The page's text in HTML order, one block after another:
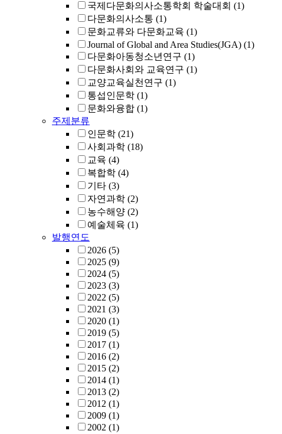
국제다문화의사소통학회 학술대회 (1)
다문화의사소통 (1)
문화교류와 다문화교육 (1)
Journal of Global and Area Studies(JGA) (1)
다문화아동청소년연구 (1)
다문화사회와 교육연구 (1)
교양교육실천연구 (1)
통섭인문학 (1)
문화와융합 (1)
주제분류
인문학 (21)
사회과학 (18)
교육 (4)
복합학 (4)
기타 (3)
자연과학 (2)
농수해양 (2)
예술체육 (1)
발행연도
2026 (5)
2025 (9)
2024 (5)
2023 (3)
2022 (5)
2021 (3)
2020 (1)
2019 (5)
2017 (1)
2016 (2)
2015 (2)
2014 (1)
2013 (2)
2012 (1)
2009 (1)
2002 (1)